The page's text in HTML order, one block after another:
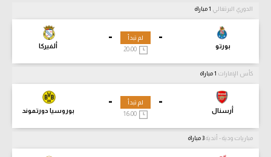
الدوري البرتغالي
-
بورتو
-
ألفيركا
لم تبدأ
كأس الإمارات
-
أرسنال
-
بوروسيا دورتموند
لم تبدأ
مباريات ودية - أندية